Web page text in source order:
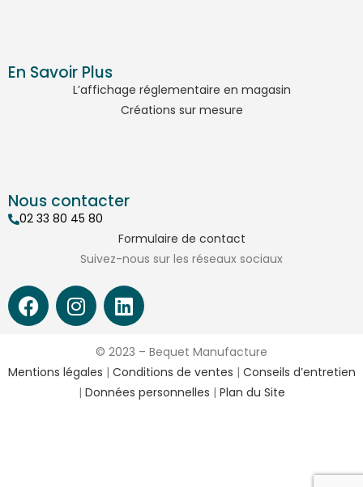
En Savoir Plus
L’affichage réglementaire en magasin
Créations sur mesure
Nous contacter
02 33 80 45 80
Formulaire de contact
Suivez-nous sur les réseaux sociaux
© 2023 – Bequet Manufacture
Mentions légales | Conditions de ventes | Conseils d’entretien
| Données personnelles | Plan du Site